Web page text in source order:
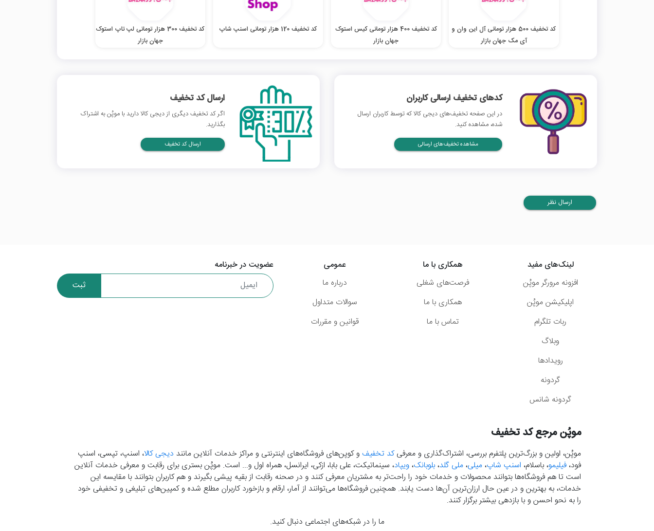
کد تخفیف 500 هزار تومانی آل این وان و
آی مک جهان بازار
کد تخفیف 400 هزار تومانی کیس استوک
جهان بازار
کد تخفیف 120 هزار تومانی اسنپ شاپ
کد تخفیف 300 هزار تومانی لپ تاپ استوک
جهان بازار
کدهای تخفیف ارسالی کاربران
در این صفحه تخفیف‌های دیجی کالا که توسط کاربران ارسال
شده، مشاهده کنید.
مشاهده تخفیف‌های ارسالی
ارسال کد تخفیف
اگر کد تخفیف دیگری از دیجی کالا دارید با موپُن به اشتراک
بگذارید.
ارسال کد تخفیف
ارسال نظر
عضویت در خبرنامه
ثبت
لینک‌های مفید
افزونه مرورگر موپُن
اپلیکیشن موپُن
ربات تلگرام
وبلاگ
رویدادها
گردونه
گردونه شانس
همکاری با ما
فرصت‌های شغلی
همکاری با ما
تماس با ما
عمومی
درباره ما
سوالات متداول
قوانین و مقررات
موپُن مرجع کد تخفیف
موپُن، اولین و بزرگ‌ترین پلتفرم بررسی، اشتراک‌گذاری و معرفیکد تخفیفو کوپن‌های فروشگاه‌های اینترنتی و مراکز خدمات آنلاین مانند دیجی کالا، اسنپ، تپسی، اسنپ
فود، فیلیمو، باسلام، اسنپ شاپ، میلی، ملی گلد، بلوبانک، ویپاد، سینماتیکت، علی بابا، ازکی، ایرانسل، همراه اول و... است. موپُن بستری برای رقابت و معرفی خدمات آنلاین
است تا هم فروشگاه‌ها بتوانند محصولات و خدمات خود را راحت‌تر به مشتریان معرفی کنند و در صحنه رقابت از بقیه پیشی بگیرند و هم کاربران بتوانند با مقایسه این
خدمات، به بهترین و در عین حال ارزان‌ترین آن‌ها دست‌ یابند. همچنین فروشگاه‌ها می‌توانند از آمار، ارقام و بازخورد کاربران مطلع شده و کمپین‌های تبلیغی و تخفیفی خود
را به نحو احسن و با بازدهی بیشتر برگزار کنند.
ما را در شبکه‌های اجتماعی دنبال کنید.